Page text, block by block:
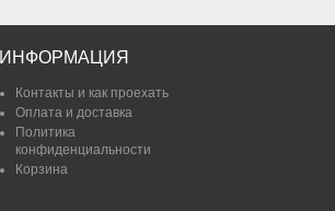
ИНФОРМАЦИЯ
Контакты и как проехать
Оплата и доставка
Политика
конфиденциальности
Корзина